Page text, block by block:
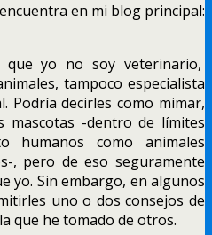
en mi blog principal:
que yo no soy veterinario,
tampoco especialista
Podría decirles como mimar,
mascotas -dentro de límites
humanos como animales
, pero de eso seguramente
yo. Sin embargo, en algunos
uno o dos consejos de
que he tomado de otros.